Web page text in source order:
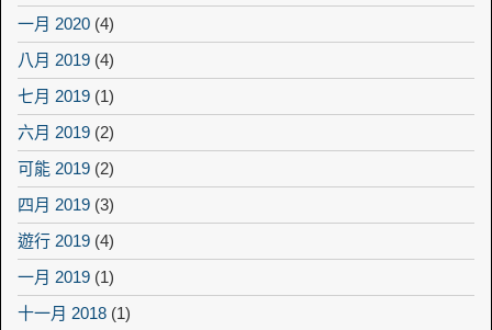
一月 2020 (4)
八月 2019 (4)
七月 2019 (1)
六月 2019 (2)
可能 2019 (2)
四月 2019 (3)
遊行 2019 (4)
一月 2019 (1)
十一月 2018 (1)